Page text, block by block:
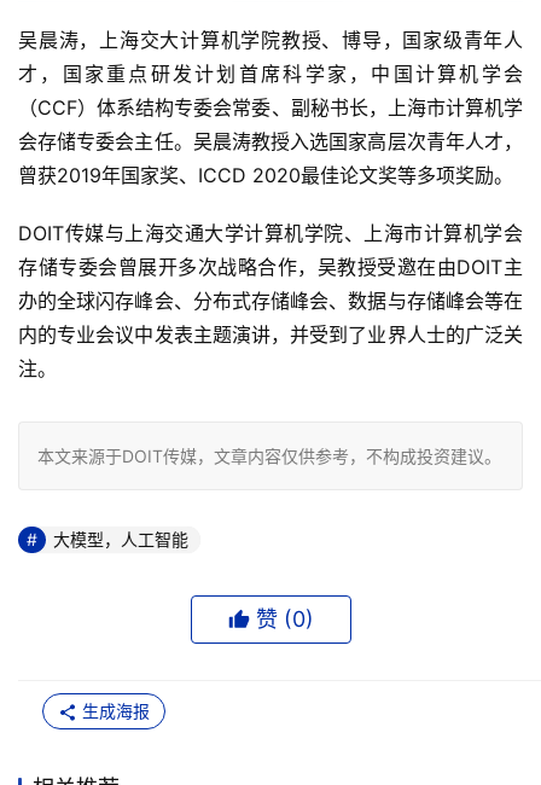
吴晨涛，上海交大计算机学院教授、博导，国家级青年人
才，国家重点研发计划首席科学家，中国计算机学会
（CCF）体系结构专委会常委、副秘书长，上海市计算机学
会存储专委会主任。吴晨涛教授入选国家高层次青年人才，
曾获2019年国家奖、ICCD 2020最佳论文奖等多项奖励。
DOIT传媒与上海交通大学计算机学院、上海市计算机学会
存储专委会曾展开多次战略合作，吴教授受邀在由DOIT主
办的全球闪存峰会、分布式存储峰会、数据与存储峰会等在
内的专业会议中发表主题演讲，并受到了业界人士的广泛关
注。
本文来源于DOIT传媒，文章内容仅供参考，不构成投资建议。
大模型，人工智能
赞 (0)
生成海报